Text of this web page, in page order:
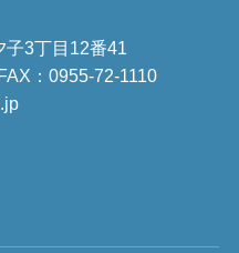
3丁目12番41
：0955-72-1110